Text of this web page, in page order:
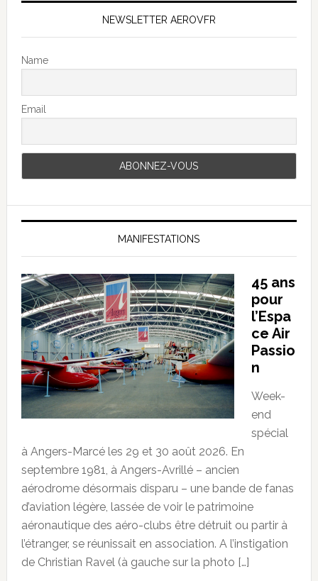
NEWSLETTER AEROVFR
Name
Email
MANIFESTATIONS
45 ans
pour
l’Espa
ce Air
Passio
n
Week-
end
spécial
à Angers-Marcé les 29 et 30 août 2026. En
septembre 1981, à Angers-Avrillé – ancien
aérodrome désormais disparu – une bande de fanas
d’aviation légère, lassée de voir le patrimoine
aéronautique des aéro-clubs être détruit ou partir à
l’étranger, se réunissait en association. A l’instigation
de Christian Ravel (à gauche sur la photo […]